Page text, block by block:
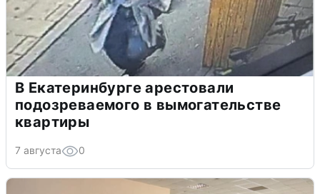
В Екатеринбурге арестовали
подозреваемого в вымогательстве
квартиры
7 августа 0